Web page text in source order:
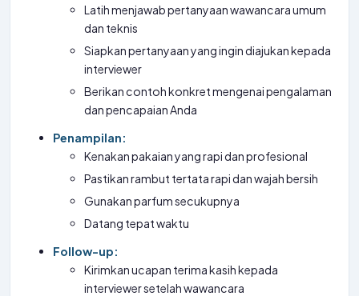
Latih menjawab pertanyaan wawancara umum
dan teknis
Siapkan pertanyaan yang ingin diajukan kepada
interviewer
Berikan contoh konkret mengenai pengalaman
dan pencapaian Anda
Penampilan:
Kenakan pakaian yang rapi dan profesional
Pastikan rambut tertata rapi dan wajah bersih
Gunakan parfum secukupnya
Datang tepat waktu
Follow-up:
Kirimkan ucapan terima kasih kepada
interviewer setelah wawancara